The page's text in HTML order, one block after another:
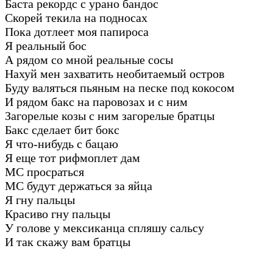
Баста рекордс с урано бандос
Скорей текила на подносах
Пока дотлеет моя папироса
Я реальный бос
А рядом со мной реальные сосы
Нахуй мен захватить необитаемый остров
Буду валяться пьяным на песке под кокосом
И рядом бакс на паровозах и с ним
Загорелые козы с ним загорелые братцы
Бакс сделает бит бокс
Я что-нибудь с бацаю
Я еще тот рифмоплет дам
МС просраться
МС будут держаться за яйца
Я гну пальцы
Красиво гну пальцы
У голове у мексиканца спляшу сальсу
И так скажу вам братцы